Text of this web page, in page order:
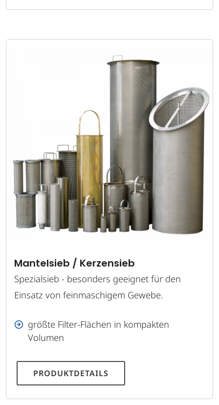
Mantelsieb / Kerzensieb
Spezialsieb - besonders geeignet für den
Einsatz von feinmaschigem Gewebe.
größte Filter-Flächen in kompakten
Volumen
PRODUKTDETAILS